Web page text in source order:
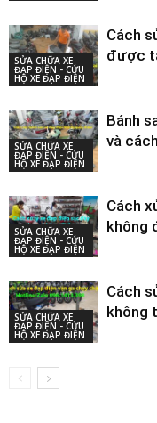
SỬA CHỮA XE
ĐẠP ĐIỆN - CỨU
HỘ XE ĐẠP ĐIỆN
Cách
được
SỬA CHỮA XE
ĐẠP ĐIỆN - CỨU
HỘ XE ĐẠP ĐIỆN
Bánh
và
SỬA CHỮA XE
ĐẠP ĐIỆN - CỨU
HỘ XE ĐẠP ĐIỆN
Cách
không
SỬA CHỮA XE
ĐẠP ĐIỆN - CỨU
HỘ XE ĐẠP ĐIỆN
Cách
không